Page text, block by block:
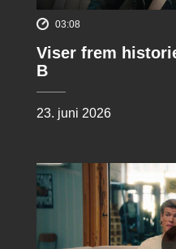
03:08
Viser frem
B
23. juni 2026